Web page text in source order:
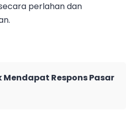
perlahan dan
Respons Pasar